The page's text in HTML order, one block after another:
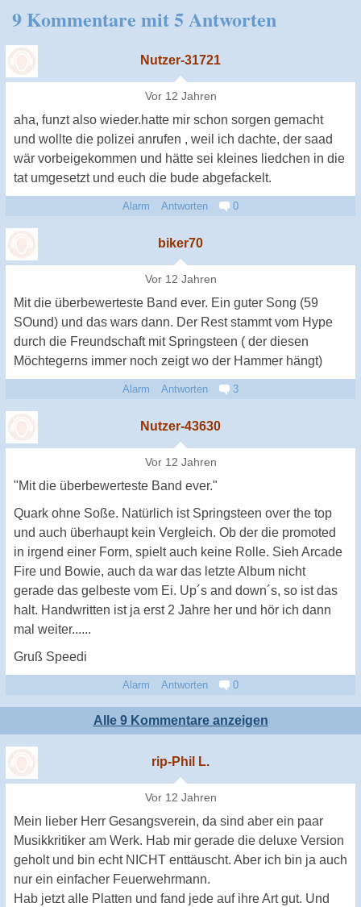
9 Kommentare mit 5 Antworten
Nutzer-31721
Vor 12 Jahren
aha, funzt also wieder.hatte mir schon sorgen gemacht
und wollte die polizei anrufen , weil ich dachte, der saad
wär vorbeigekommen und hätte sei kleines liedchen in die
tat umgesetzt und euch die bude abgefackelt.
Alarm Antworten 0
biker70
Vor 12 Jahren
Mit die überbewerteste Band ever. Ein guter Song (59
SOund) und das wars dann. Der Rest stammt vom Hype
durch die Freundschaft mit Springsteen ( der diesen
Möchtegerns immer noch zeigt wo der Hammer hängt)
Alarm Antworten 3
Nutzer-43630
Vor 12 Jahren
"Mit die überbewerteste Band ever."
Quark ohne Soße. Natürlich ist Springsteen over the top
und auch überhaupt kein Vergleich. Ob der die promoted
in irgend einer Form, spielt auch keine Rolle. Sieh Arcade
Fire und Bowie, auch da war das letzte Album nicht
gerade das gelbeste vom Ei. Up´s and down´s, so ist das
halt. Handwritten ist ja erst 2 Jahre her und hör ich dann
mal weiter......
Gruß Speedi
Alarm Antworten 0
Alle 9 Kommentare anzeigen
rip-Phil L.
Vor 12 Jahren
Mein lieber Herr Gesangsverein, da sind aber ein paar
Musikkritiker am Werk. Hab mir gerade die deluxe Version
geholt und bin echt NICHT enttäuscht. Aber ich bin ja auch
nur ein einfacher Feuerwehrmann.
Hab jetzt alle Platten und fand jede auf ihre Art gut. Und